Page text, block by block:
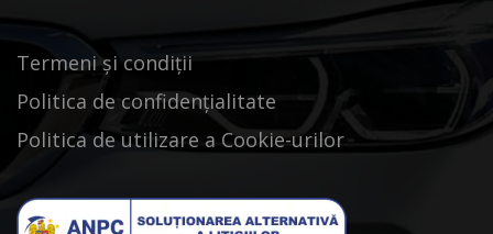
Termeni și condiții
Politica de confidențialitate
Politica de utilizare a Cookie-urilor